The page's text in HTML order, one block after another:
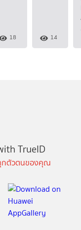
18 14
TrueID
กตัวตนของคุณ